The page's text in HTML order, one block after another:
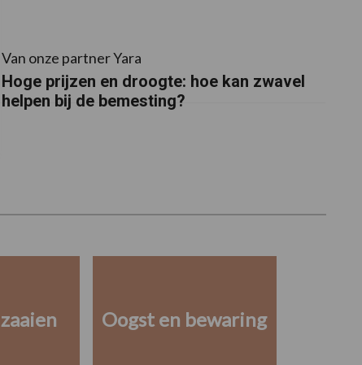
Van onze partner Yara
Hoge prijzen en droogte: hoe kan zwavel
helpen bij de bemesting?
Oogst en bewaring